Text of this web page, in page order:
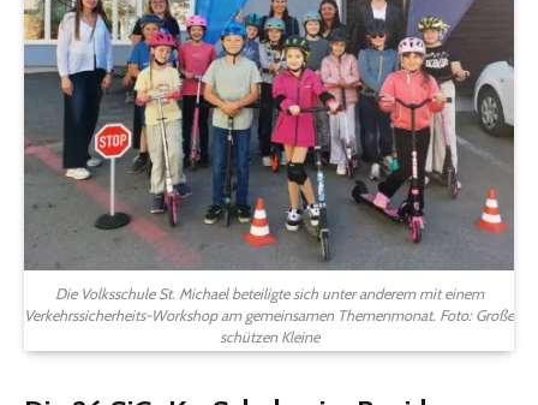
Die Volksschule St. Michael beteiligte sich unter anderem mit einem
Verkehrssicherheits-Workshop am gemeinsamen Themenmonat. Foto: Große
schützen Kleine